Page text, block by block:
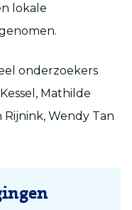
lokale
onderzoekers
Mathilde
Wendy Tan